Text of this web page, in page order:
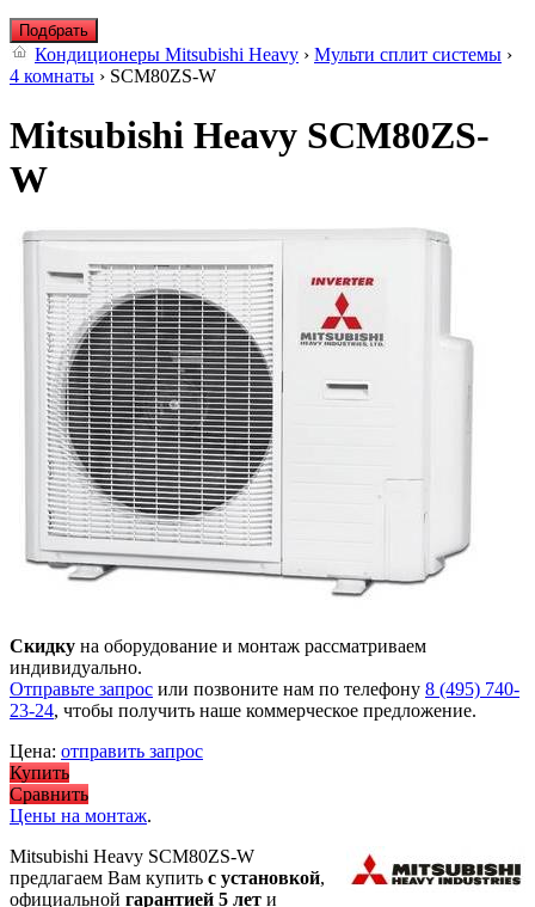
Подбрать
Кондиционеры Mitsubishi Heavy › Мульти сплит системы ›
4 комнаты › SCM80ZS-W
Mitsubishi Heavy SCM80ZS-
W
Скидку на оборудование и монтаж рассматриваем
индивидуально.
Отправьте запрос или позвоните нам по телефону 8 (495) 740-
23-24, чтобы получить наше коммерческое предложение.
Цена: отправить запрос
Купить
Сравнить
Цены на монтаж.
Mitsubishi Heavy SCM80ZS-W
предлагаем Вам купить с установкой,
официальной гарантией 5 лет и